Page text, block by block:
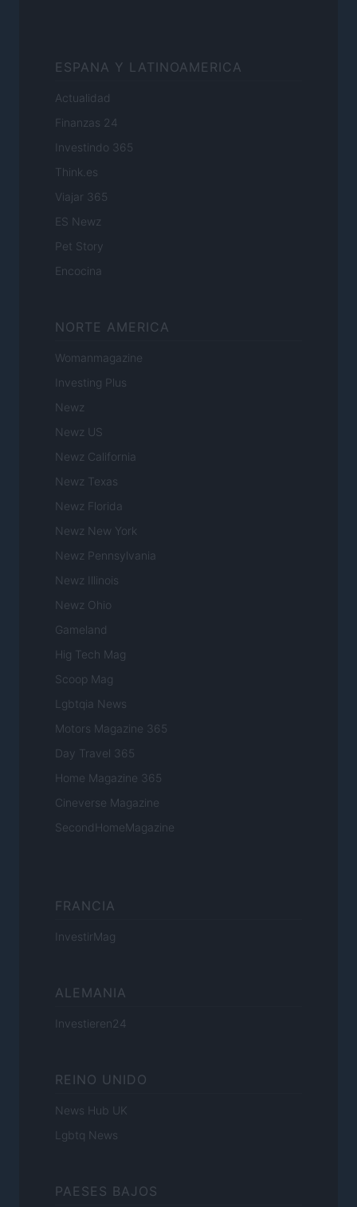
ESPANA Y LATINOAMERICA
Actualidad
Finanzas 24
Investindo 365
Think.es
Viajar 365
ES Newz
Pet Story
Encocina
NORTE AMERICA
Womanmagazine
Investing Plus
Newz
Newz US
Newz California
Newz Texas
Newz Florida
Newz New York
Newz Pennsylvania
Newz Illinois
Newz Ohio
Gameland
Hig Tech Mag
Scoop Mag
Lgbtqia News
Motors Magazine 365
Day Travel 365
Home Magazine 365
Cineverse Magazine
SecondHomeMagazine
FRANCIA
InvestirMag
ALEMANIA
Investieren24
REINO UNIDO
News Hub UK
Lgbtq News
PAESES BAJOS